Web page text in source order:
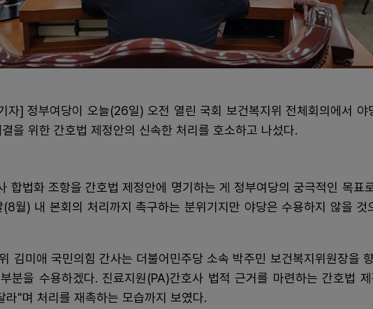
자] 정부여당이 오늘(26일) 오전 열린 국회 보건복지위 전체회의에서 야
을 위한 간호법 제정안의 신속한 처리를 호소하고 나섰다.
합법화 조항을 간호법 제정안에 명기하는 게 정부여당의 궁극적인 목표
월) 내 본회의 처리까지 촉구하는 분위기지만 야당은 수용하지 않을 것
김미애 국민의힘 간사는 더불어민주당 소속 박주민 보건복지위원장을
분을 수용하겠다. 진료지원(PA)간호사 법적 근거를 마련하는 간호법
라"며 처리를 재촉하는 모습까지 보였다.